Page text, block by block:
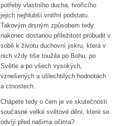
potřeby vlastního ducha, tvořícího
jejich nejhlubší vnitřní podstatu.
Takovým drsným způsobem tedy
nakonec dostanou příležitost probudit v
sobě k životu duchovní jiskru, která v
nich vždy tiše toužila po Bohu, po
Světle a po všech vysokých,
vznešených a ušlechtilých hodnotách
a ctnostech.
Chápete tedy o čem je ve skutečnosti
současné velké světové dění, které se
odvíjí před našima očima?